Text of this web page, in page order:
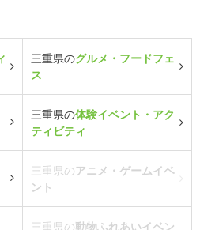
三重県のグルメ・フードフェ
ス
三重県の体験イベント・アク
ティビティ
三重県のアニメ・ゲームイベ
ント
三重県の動物ふれあいイベン